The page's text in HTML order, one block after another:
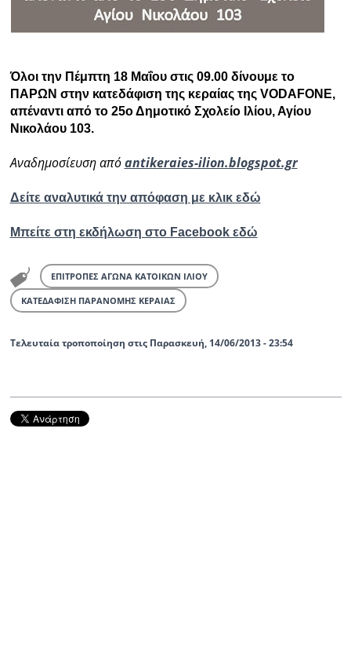
Όλοι την Πέμπτη 18 Μαΐου στις 09.00 δίνουμε το
ΠΑΡΩΝ στην κατεδάφιση της κεραίας της VODAFONE,
απέναντι από το 25ο Δημοτικό Σχολείο Ιλίου, Αγίου
Νικολάου 103.
Αναδημοσίευση απόantikeraies-ilion.blogspot.gr
Δείτε αναλυτικά την απόφαση με κλικ εδώ
Μπείτε στη εκδήλωση στο Facebook εδώ
ΕΠΙΤΡΟΠΕΣ ΑΓΩΝΑ ΚΑΤΟΙΚΩΝ ΙΛΙΟΥ
ΚΑΤΕΔΑΦΙΣΗ ΠΑΡΑΝΟΜΗΣ ΚΕΡΑΙΑΣ
Τελευταία τροποποίηση στις Παρασκευή, 14/06/2013 - 23:54